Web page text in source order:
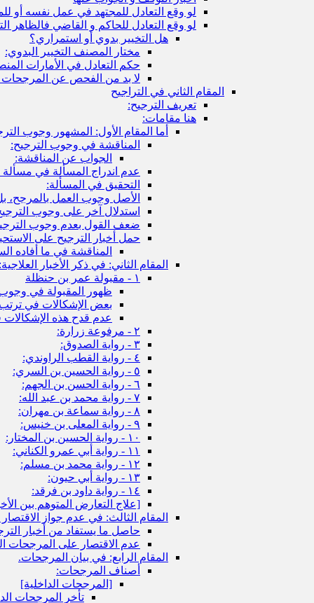
لو وقع التعادل للمجتهد في عمل نفسه أو
لو وقع التعادل للحاكم و القاضي فالظاهر
هل التخيير بدوي أو استمراري؟
مختار المصنف التخيير البدوي:
حكم التعادل في الأمارات
لا بد من الفحص عن المرجحات
المقام الثاني في التراجيح
تعريف الترجيح:
هنا مقامات:
أما المقام الأول: المشهور وجوب
المناقشة في وجوب الترجيح:
الجواب عن المناقشة:
عدم اندراج المسألة في مسألة
التحقيق في المسألة:
الأصل وجوب العمل بالمرجح،
استدلال آخر على وجوب
ضعف القول بعدم وجوب
حمل أخبار الترجيح على
المناقشة في ما أفاده
المقام الثاني: في ذكر الأخبار العلاجية:
١ - مقبولة عمر بن حنظلة
ظهور المقبولة في
بعض الإشكالات في
عدم قدح هذه الإشكالات
٢ - مرفوعة زرارة:
٣ - رواية الصدوق:
٤ - رواية القطب الراوندي:
٥ - رواية الحسين بن السري:
٦ - رواية الحسن بن الجهم:
٧ - رواية محمد بن عبد الله:
٨ - رواية سماعة بن مهران:
٩ - رواية المعلى بن خنيس:
١٠ - رواية الحسين بن المختار:
١١ - رواية أبي عمرو الكناني:
١٢ - رواية محمد بن مسلم:
١٣ - رواية أبي حيون:
١٤ - رواية داود بن فرقد:
[علاج التعارض المتوهم بين
المقام الثالث: في عدم جواز
حاصل ما يستفاد من أخبار
عدم الاقتصار على المرجحات
المقام الرابع: في بيان المرجحات.
أصناف المرجحات:
[المرجحات الداخلية]
تأخر المرجحات